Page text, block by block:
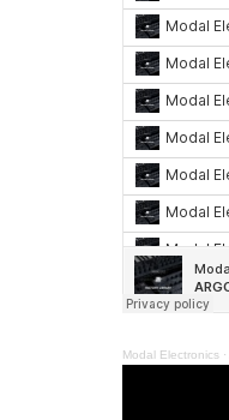
Modal Electronics ·